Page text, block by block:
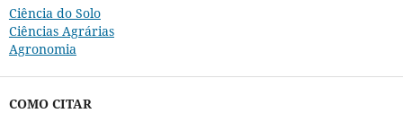
Ciência do Solo
Ciências Agrárias
Agronomia
COMO CITAR